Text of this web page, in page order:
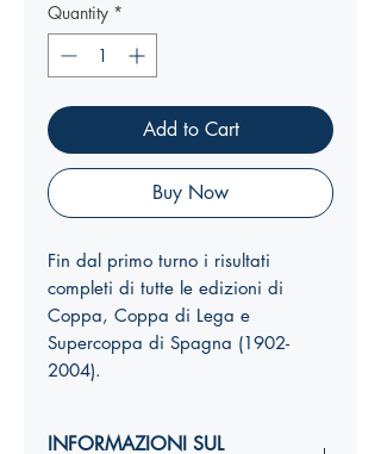
Quantity *
Add to Cart
Buy Now
Fin dal primo turno i risultati
completi di tutte le edizioni di
Coppa, Coppa di Lega e
Supercoppa di Spagna (1902-
2004).
INFORMAZIONI SUL